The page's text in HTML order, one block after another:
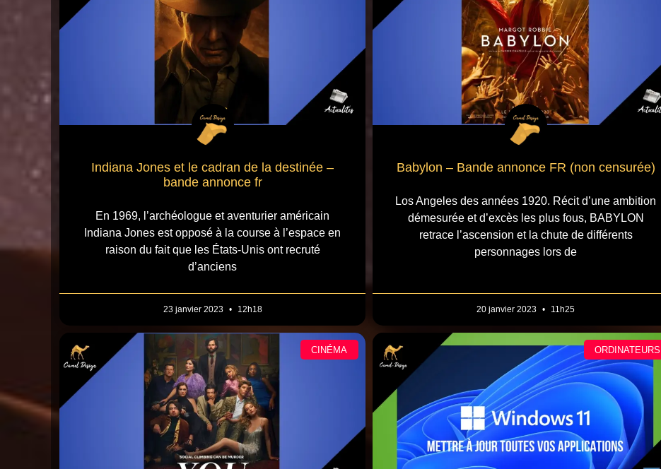
Indiana Jones et le cadran de la destinée –
bande annonce fr
En 1969, l’archéologue et aventurier américain
Indiana Jones est opposé à la course à l’espace en
raison du fait que les États-Unis ont recruté
d’anciens
23 janvier 2023 12h18
Babylon – Bande annonce FR (non censurée)
Los Angeles des années 1920. Récit d’une ambition
démesurée et d’excès les plus fous, BABYLON
retrace l’ascension et la chute de différents
personnages lors de
20 janvier 2023 11h25
CINÉMA ORDINATEURS